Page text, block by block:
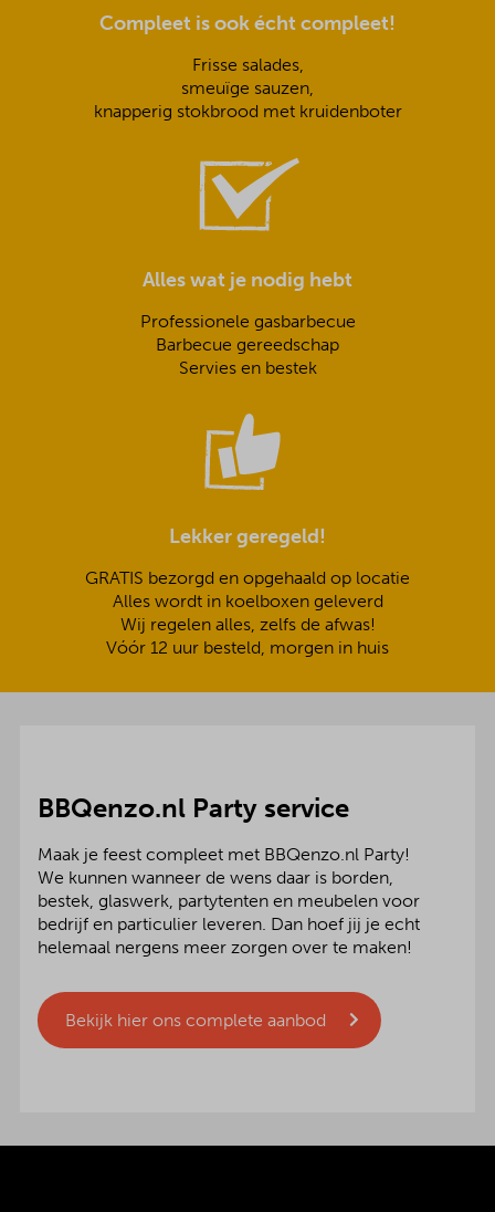
Compleet is ook écht compleet!
Frisse salades,
smeuïge sauzen,
knapperig stokbrood met kruidenboter
Alles wat je nodig hebt
Professionele gasbarbecue
Barbecue gereedschap
Servies en bestek
Lekker geregeld!
GRATIS bezorgd en opgehaald op locatie
Alles wordt in koelboxen geleverd
Wij regelen alles, zelfs de afwas!
Vóór 12 uur besteld, morgen in huis
BBQenzo.nl Party service
Maak je feest compleet met BBQenzo.nl Party!
We kunnen wanneer de wens daar is borden,
bestek, glaswerk, partytenten en meubelen voor
bedrijf en particulier leveren. Dan hoef jij je echt
helemaal nergens meer zorgen over te maken!
Bekijk hier ons complete aanbod